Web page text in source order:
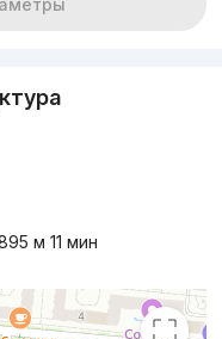
м 11 мин